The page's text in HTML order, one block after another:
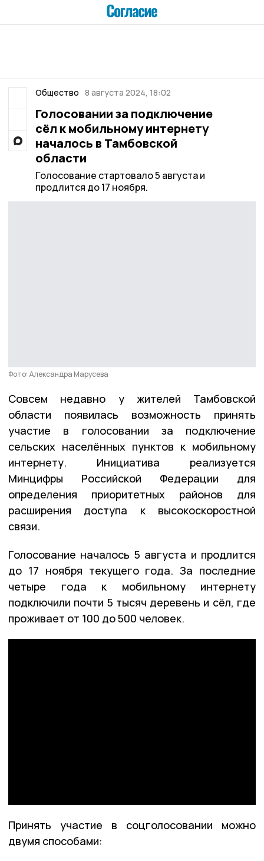
Общество 8 августа 2024, 18:02
Голосовании за подключение
сёл к мобильному интернету
началось в Тамбовской
области
Голосование стартовало 5 августа и
продлится до 17 ноября.
Фото: Александра Марусева
Совсем недавно у жителей Тамбовской
области появилась возможность принять
участие в голосовании за подключение
сельских населённых пунктов к мобильному
интернету. Инициатива реализуется
Минцифры Российской Федерации для
определения приоритетных районов для
расширения доступа к высокоскоростной
связи.
Голосование началось 5 августа и продлится
до 17 ноября текущего года. За последние
четыре года к мобильному интернету
подключили почти 5 тысяч деревень и сёл, где
проживает от 100 до 500 человек.
Принять участие в соцголосовании можно
двумя способами: